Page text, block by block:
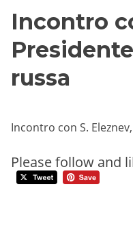
Incontro
russa
Incontro con S.
Please follow and